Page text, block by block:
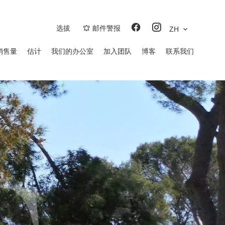
选拔 邮件警报 ZH
售量 估计 我们的办公室 加入团队 博客 联系我们